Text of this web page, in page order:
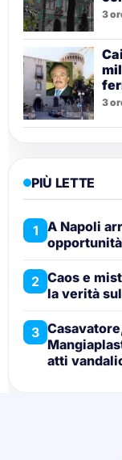
3
3
PIÙ LETTE
1 A Napoli
2 Caos e
la verità
3
atti